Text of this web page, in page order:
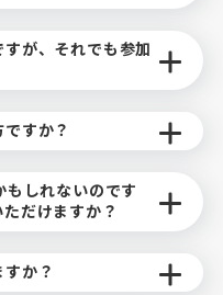
が、それでも参加
すか？
もしれないのです
だけますか？
か？